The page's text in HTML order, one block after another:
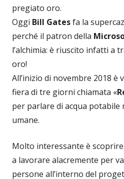
pregiato oro.
Oggi Bill Gatesfa la
perché il patron della
l’alchimia: è riuscito infatti a
oro!
All’inizio di novembre 2018 è
fiera di tre giorni chiamata «
per parlare di acqua potabile
umane.
Molto interessante è
a lavorare alacremente per
persone all’interno del